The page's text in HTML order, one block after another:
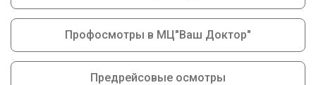
Профосмотры в МЦ"Ваш Доктор"
Предрейсовые осмотры